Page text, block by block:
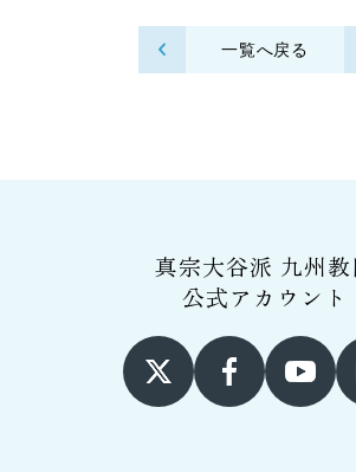
一覧へ戻る
真宗大谷派 九州教
公式アカウント